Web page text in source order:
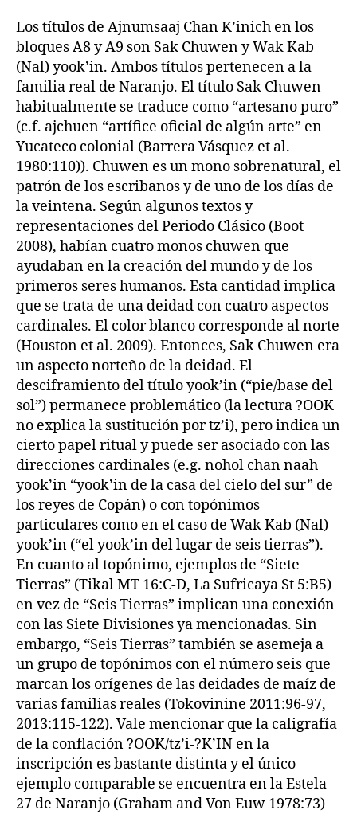
Los títulos de Ajnumsaaj Chan K’inich en los
bloques A8 y A9 son Sak Chuwen y Wak Kab
(Nal) yook’in. Ambos títulos pertenecen a la
familia real de Naranjo. El título Sak Chuwen
habitualmente se traduce como “artesano puro”
(c.f. ajchuen “artífice oficial de algún arte” en
Yucateco colonial (Barrera Vásquez et al.
1980:110)). Chuwen es un mono sobrenatural, el
patrón de los escribanos y de uno de los días de
la veintena. Según algunos textos y
representaciones del Periodo Clásico (Boot
2008), habían cuatro monos chuwen que
ayudaban en la creación del mundo y de los
primeros seres humanos. Esta cantidad implica
que se trata de una deidad con cuatro aspectos
cardinales. El color blanco corresponde al norte
(Houston et al. 2009). Entonces, Sak Chuwen era
un aspecto norteño de la deidad. El
desciframiento del título yook’in (“pie/base del
sol”) permanece problemático (la lectura ?OOK
no explica la sustitución por tz’i), pero indica un
cierto papel ritual y puede ser asociado con las
direcciones cardinales (e.g. nohol chan naah
yook’in “yook’in de la casa del cielo del sur” de
los reyes de Copán) o con topónimos
particulares como en el caso de Wak Kab (Nal)
yook’in (“el yook’in del lugar de seis tierras”).
En cuanto al topónimo, ejemplos de “Siete
Tierras” (Tikal MT 16:C-D, La Sufricaya St 5:B5)
en vez de “Seis Tierras” implican una conexión
con las Siete Divisiones ya mencionadas. Sin
embargo, “Seis Tierras” también se asemeja a
un grupo de topónimos con el número seis que
marcan los orígenes de las deidades de maíz de
varias familias reales (Tokovinine 2011:96-97,
2013:115-122). Vale mencionar que la caligrafía
de la conflación ?OOK/tz’i-?K’IN en la
inscripción es bastante distinta y el único
ejemplo comparable se encuentra en la Estela
27 de Naranjo (Graham and Von Euw 1978:73)